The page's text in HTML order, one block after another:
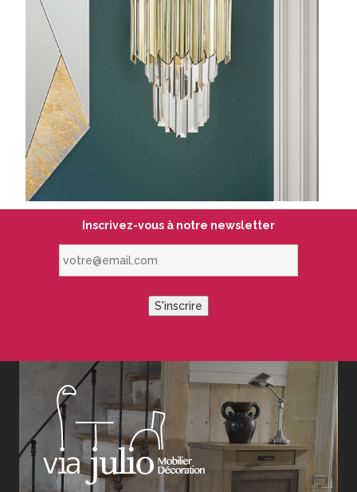
Inscrivez-vous à notre newsletter
S'inscrire